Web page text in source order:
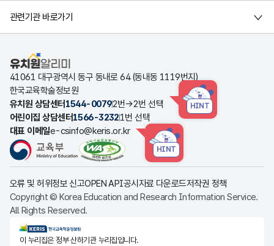
관련기관 바로가기
유치원알리미
41061 대구광역시 동구 동내로 64 (동내동 1119번지)
한국교육학술정보원
유치원 상담센터 1544-00792번→2번 선택 HINT
어린이집 상담센터1566-32321번 선택
대표 이메일e-csinfo@keris.or.kr
HINT
오류 및 허위정보 신고OPEN API공시자료 다운로드저작권 정책
Copyright © Korea Education and Research Information Service.
All Rights Reserved.
KERIS한국교육학술정보원
이 누리집은 정부 산하기관 누리집입니다.